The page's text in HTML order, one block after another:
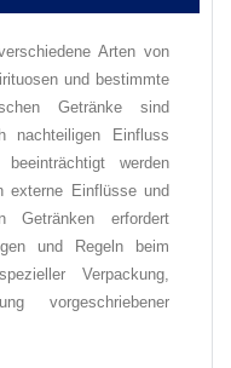
Arten von
und bestimmte
Getränke sind
nachteiligen Einfluss
werden
externe Einflüsse und
Getränken erfordert
und Regeln beim
Verpackung,
vorgeschriebener